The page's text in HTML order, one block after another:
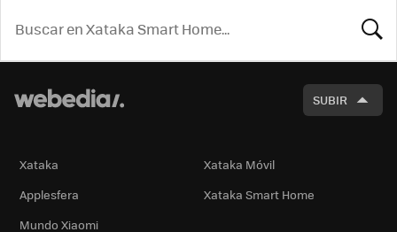
SUBIR
Xataka
Xataka Móvil
Applesfera
Xataka Smart Home
Mundo Xiaomi